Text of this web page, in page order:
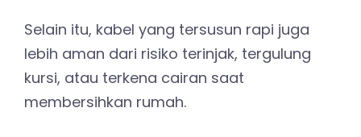
Selain itu, kabel yang tersusun rapi juga
lebih aman dari risiko terinjak, tergulung
kursi, atau terkena cairan saat
membersihkan rumah.